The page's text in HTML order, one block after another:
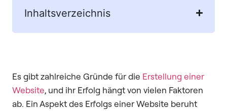
Inhaltsverzeichnis
Es gibt zahlreiche Gründe für die Erstellung einer
Website, und ihr Erfolg hängt von vielen Faktoren
ab. Ein Aspekt des Erfolgs einer Website beruht